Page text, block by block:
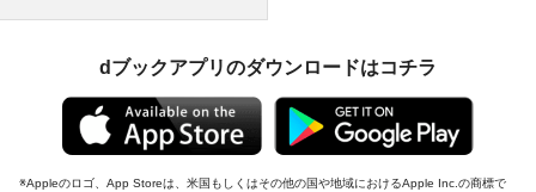
dブックアプリのダウンロードはコチラ
Appleのロゴ、App Storeは、米国もしくはその他の国や地域におけるApple Inc.の商標で